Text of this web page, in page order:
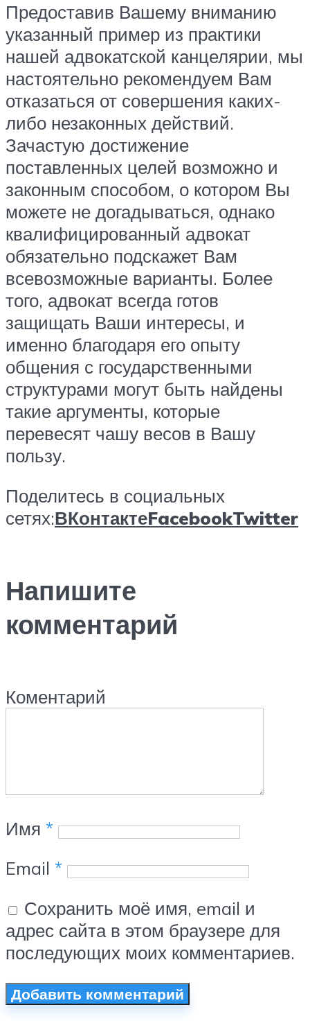
Предоставив Вашему вниманию
указанный пример из практики
нашей адвокатской канцелярии, мы
настоятельно рекомендуем Вам
отказаться от совершения каких-
либо незаконных действий.
Зачастую достижение
поставленных целей возможно и
законным способом, о котором Вы
можете не догадываться, однако
квалифицированный адвокат
обязательно подскажет Вам
всевозможные варианты. Более
того, адвокат всегда готов
защищать Ваши интересы, и
именно благодаря его опыту
общения с государственными
структурами могут быть найдены
такие аргументы, которые
перевесят чашу весов в Вашу
пользу.
Поделитесь в социальных
сетях:ВКонтактеFacebookTwitter
Напишите
комментарий
Коментарий
Имя *
Email *
Сохранить моё имя, email и
адрес сайта в этом браузере для
последующих моих комментариев.